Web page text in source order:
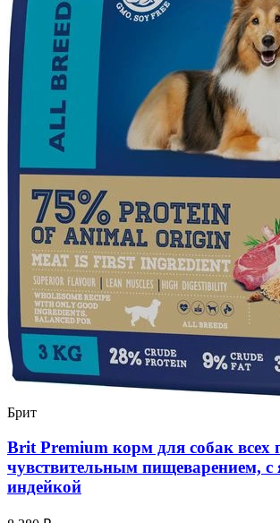
Брит
Brit Premium корм для собак всех
чувствительным пищеварением, с
индейкой